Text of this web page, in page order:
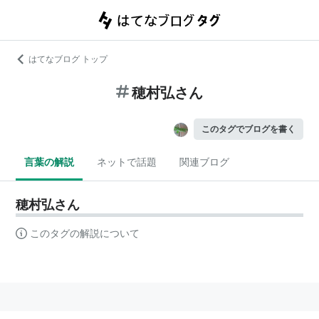
はてなブログ トップ
穂村弘さん
このタグでブログを書く
言葉の解説 ネットで話題 関連ブログ
穂村弘さん
このタグの解説について